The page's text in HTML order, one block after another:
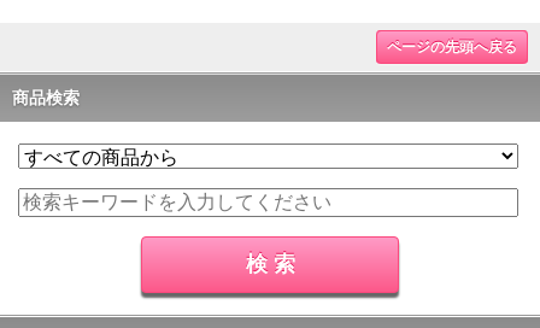
ページの先頭へ戻る
商品検索